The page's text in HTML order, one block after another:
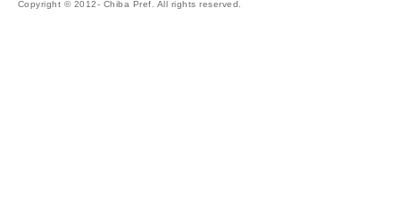
Copyright © 2012- Chiba Pref. All rights reserved.